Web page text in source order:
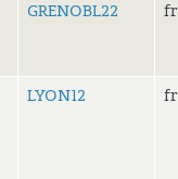
GRENOBL22
LYON12